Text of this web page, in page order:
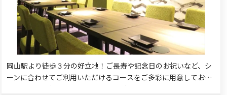
岡山駅より徒歩３分の好立地！ご長寿や記念日のお祝いなど、シ
ーンに合わせてご利用いただけるコースをご多彩に用意しており